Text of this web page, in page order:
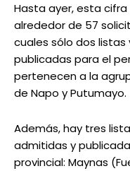
Hasta ayer, esta
alrededor de 57
cuales sólo dos
publicadas para el
pertenecen a la
de Napo y Putumayo.
Además, hay tres
admitidas y
provincial: Maynas